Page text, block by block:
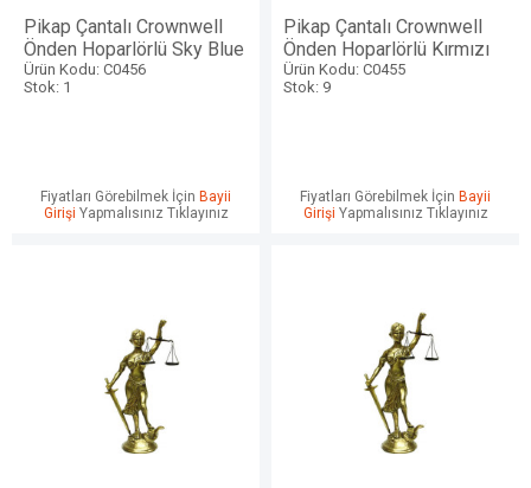
Pikap Çantalı Crownwell
Önden Hoparlörlü Sky Blue
Ürün Kodu: C0456
Stok: 1
Fiyatları Görebilmek İçin Bayii
Girişi Yapmalısınız Tıklayınız
Pikap Çantalı Crownwell
Önden Hoparlörlü Kırmızı
Ürün Kodu: C0455
Stok: 9
Fiyatları Görebilmek İçin Bayii
Girişi Yapmalısınız Tıklayınız